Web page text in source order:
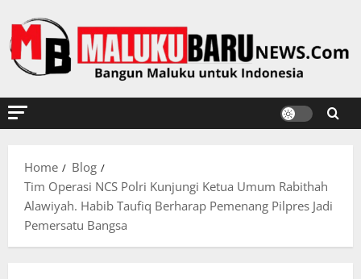
to
content
Home
Blog
Tim Operasi NCS Polri Kunjungi Ketua Umum Rabithah
Alawiyah. Habib Taufiq Berharap Pemenang Pilpres Jadi
Pemersatu Bangsa